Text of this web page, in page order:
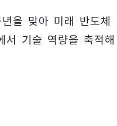
을 맞아 미래 반도체
기술 역량을 축적해